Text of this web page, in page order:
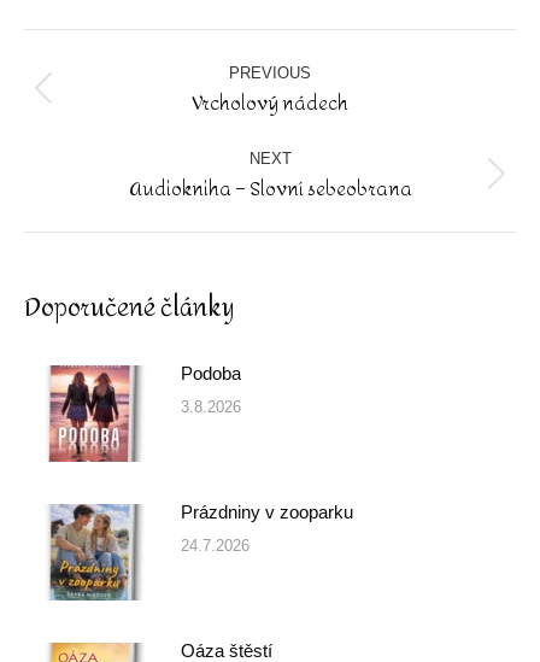
Post
navigation PREVIOUS
Previous
Vrcholový nádech
NEXT
Next
Audiokniha – Slovní sebeobrana
Doporučené články
Podoba
3.8.2026
Prázdniny v zooparku
24.7.2026
Oáza štěstí